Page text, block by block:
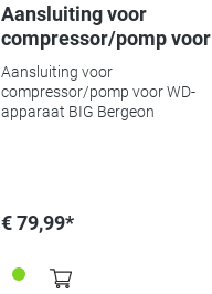
Aansluiting voor
compressor/pomp voor
WD-apparaat BIG
Bergeon
Aansluiting voor
compressor/pomp voor WD-
apparaat BIG Bergeon
€ 79,99*